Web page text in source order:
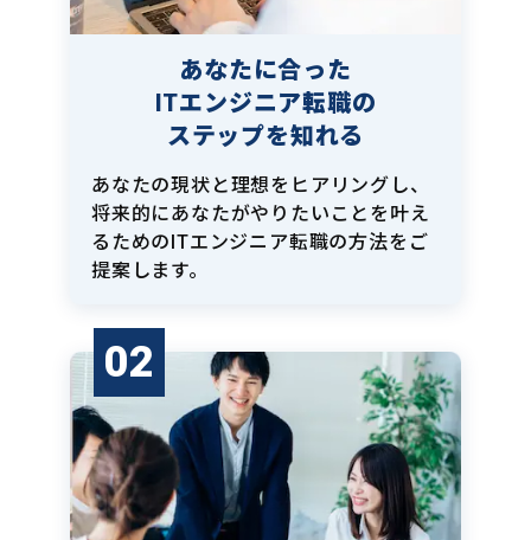
あなたに合った
ITエンジニア転職の
ステップを知れる
あなたの現状と理想をヒアリングし、
将来的にあなたがやりたいことを叶え
るためのITエンジニア転職の方法をご
提案します。
02